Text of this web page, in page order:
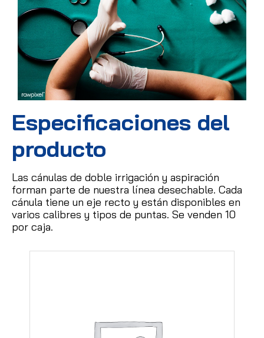
Especificaciones del
producto
Las cánulas de doble irrigación y aspiración
forman parte de nuestra línea desechable. Cada
cánula tiene un eje recto y están disponibles en
varios calibres y tipos de puntas. Se venden 10
por caja.